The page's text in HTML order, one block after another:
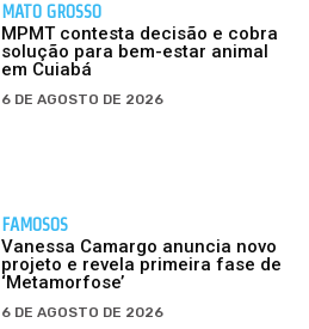
MATO GROSSO
MPMT contesta decisão e cobra
solução para bem-estar animal
em Cuiabá
6 DE AGOSTO DE 2026
FAMOSOS
Vanessa Camargo anuncia novo
projeto e revela primeira fase de
‘Metamorfose’
6 DE AGOSTO DE 2026